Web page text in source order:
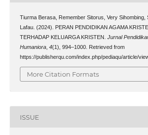
Tiurma Berasa, Remember Sitorus, Very Sihombing,
Lafau. (2024). PERAN PENDIDIKAN AGAMA
TERHADAP KELUARGA KRISTEN. Jurnal
Humaniora, 4(1), 994–1000. Retrieved from
https://publisherqu.com/index.php/pediaqu/article/
More Citation Formats
ISSUE